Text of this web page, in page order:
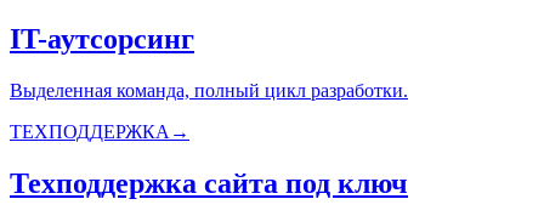
IT-аутсорсинг
Выделенная команда, полный цикл разработки.
ТЕХПОДДЕРЖКА →
Техподдержка сайта под ключ